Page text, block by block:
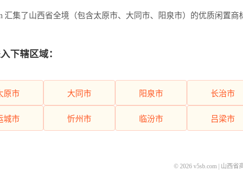
汇集了山西省全境（包含太原市、大同市、阳泉市）的优质闲置
下辖区域：
原市 大同市 阳泉市 长治市
城市 忻州市 临汾市 吕梁市
© 2026 v5sb.com | 山西省